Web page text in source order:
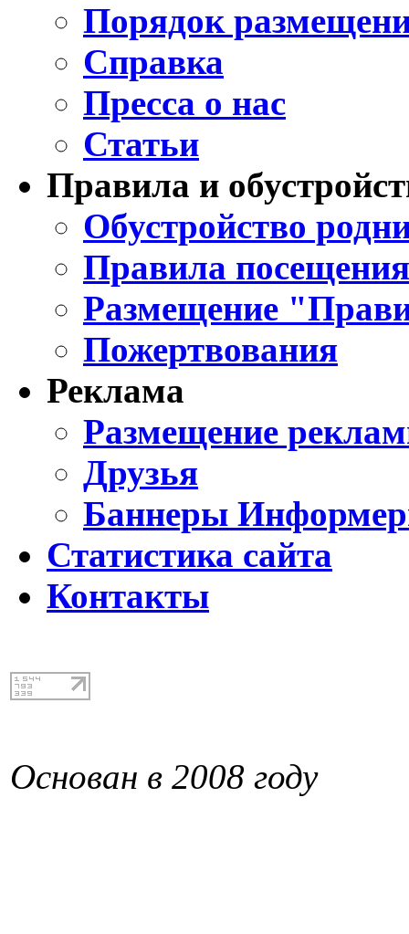
Порядок
Справка
Пресса о нас
Статьи
Правила и
Обустройство
Правила
Размещение
Пожертвования
Реклама
Размещение
Друзья
Баннеры
Статистика сайта
Контакты
Основан в 2008 году